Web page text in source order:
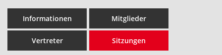
Informationen Mitglieder
Vertreter Sitzungen